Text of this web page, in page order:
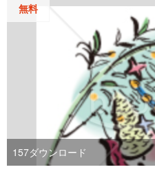
無料
157ダウンロード